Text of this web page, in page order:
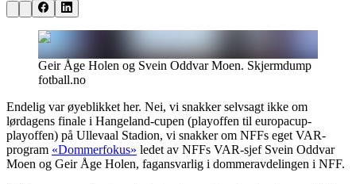
Geir Åge Holen og Svein Oddvar Moen. Skjermdump
fotball.no
Endelig var øyeblikket her. Nei, vi snakker selvsagt ikke om
lørdagens finale i Hangeland-cupen (playoffen til europacup-
playoffen) på Ullevaal Stadion, vi snakker om NFFs eget VAR-
program «Dommerfokus» ledet av NFFs VAR-sjef Svein Oddvar
Moen og Geir Åge Holen, fagansvarlig i dommeravdelingen i NFF.